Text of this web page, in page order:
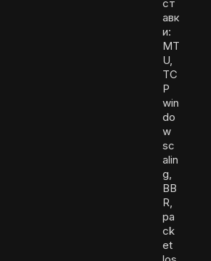
ст
авк
и:
MT
U,
TC
P
win
do
w
sc
alin
g,
BB
R,
pa
ck
et